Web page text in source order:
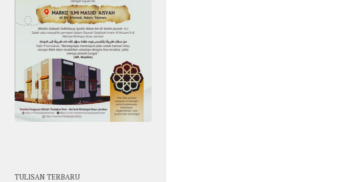
TULISAN TERBARU